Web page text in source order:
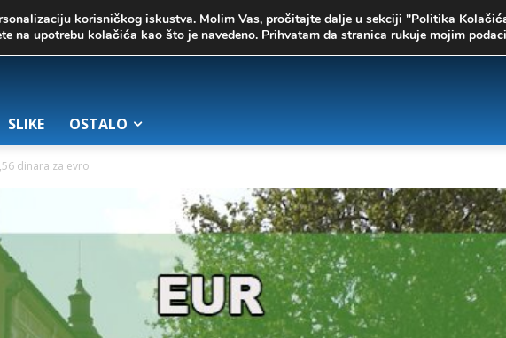
SLIKE OSTALO
dinara za evro
korisničkog iskustva. Molim Vas, pročitajte dalje u sekciji "Politika
na upotrebu kolačića kao što je navedeno. Prihvatam da stranica rukuje mojim